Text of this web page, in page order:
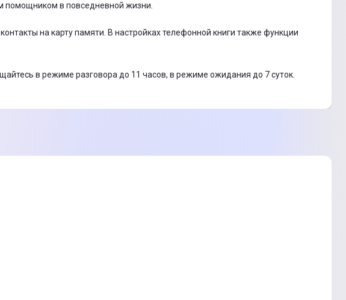
помощником в повседневной жизни.
на карту памяти. В настройках телефонной книги также функции
в режиме разговора до 11 часов, в режиме ожидания до 7 суток.